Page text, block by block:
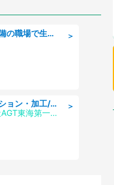
＞
作業指導員・社会保険完備の職場で生活支援員
＞
金属製品の機械オペレーション・加工/寮完備/日払い/工場・製造
UTエージェント株式会社AGT東海第一CU